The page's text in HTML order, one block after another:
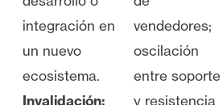
integración en
un nuevo
ecosistema.
Invalidación:
vendedores;
oscilación
entre soporte
y resistencia